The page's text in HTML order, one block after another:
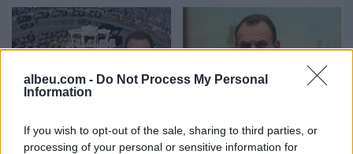
albeu.com - Do Not Process My Personal
Information
If you wish to opt-out of the sale, sharing to third parties, or
processing of your personal or sensitive information for
Turqinë, eksperti: Mos
luftë: Turqia e di koston e